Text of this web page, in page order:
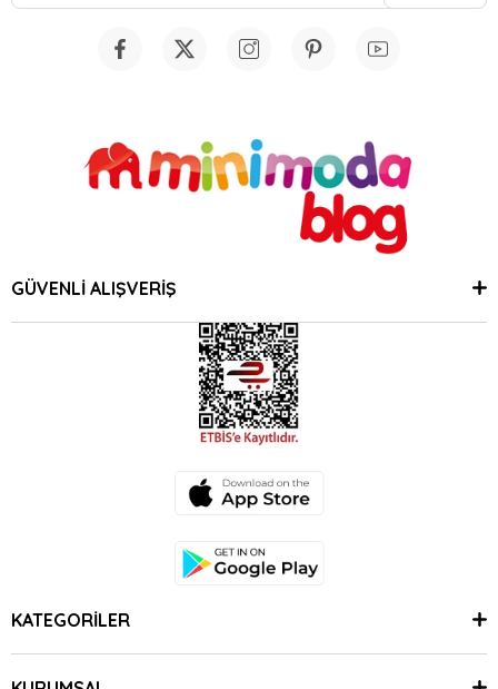
GÜVENLİ ALIŞVERİŞ
KATEGORİLER